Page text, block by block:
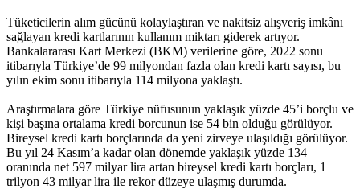
Tüketicilerin alım gücünü kolaylaştıran ve nakitsiz alışveriş imkânı
sağlayan kredi kartlarının kullanım miktarı giderek artıyor.
Bankalararası Kart Merkezi (BKM) verilerine göre, 2022 sonu
itibarıyla Türkiye’de 99 milyondan fazla olan kredi kartı sayısı, bu
yılın ekim sonu itibarıyla 114 milyona yaklaştı.
Araştırmalara göre Türkiye nüfusunun yaklaşık yüzde 45’i borçlu ve
kişi başına ortalama kredi borcunun ise 54 bin olduğu görülüyor.
Bireysel kredi kartı borçlarında da yeni zirveye ulaşıldığı görülüyor.
Bu yıl 24 Kasım’a kadar olan dönemde yaklaşık yüzde 134
oranında net 597 milyar lira artan bireysel kredi kartı borçları, 1
trilyon 43 milyar lira ile rekor düzeye ulaşmış durumda.